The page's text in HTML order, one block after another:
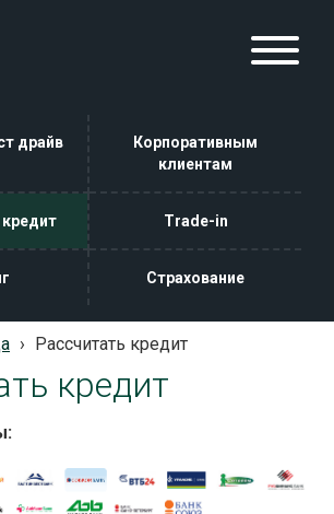
драйв
Корпоративным
клиентам
кредит Trade-in
Страхование
› Рассчитать кредит
кредит